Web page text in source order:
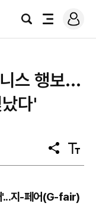
검
전
로
그
스 행보...
다'
공
유
텍
스
기
'...지-페어(G-fair)